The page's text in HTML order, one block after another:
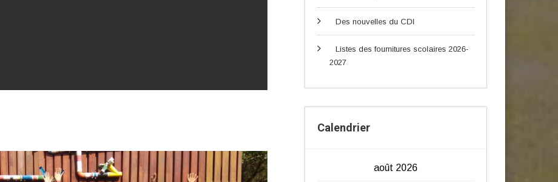
Des nouvelles du CDI
Listes des fournitures scolaires 2026-
2027
Calendrier
août 2026